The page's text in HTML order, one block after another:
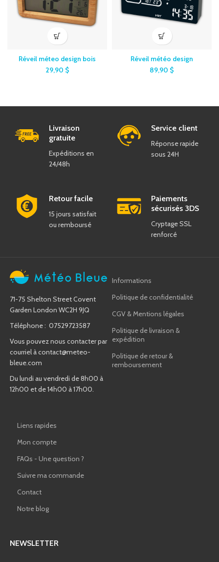
Réveil méteo design bois
29,90 $
Réveil météo design
89,90 $
Livraison
gratuite
Expéditions en
24/48h
Service client
Réponse rapide
sous 24H
Retour facile
15 jours satisfait
ou remboursé
Paiements
sécurisés 3DS
Cryptage SSL
renforcé
71-75 Shelton Street Covent
Garden London WC2H 9JQ
Téléphone : 07529723587
Vous pouvez nous contacter par
courriel àcontact@meteo-
bleue.com
Du lundi au vendredi de 8h00 à
12h00 et de 14h00 à 17h00.
Informations
Politique de confidentialité
CGV & Mentions légales
Politique de livraison &
expédition
Politique de retour &
remboursement
Liens rapides
Mon compte
FAQs - Une question ?
Suivre ma commande
Contact
Notre blog
NEWSLETTER